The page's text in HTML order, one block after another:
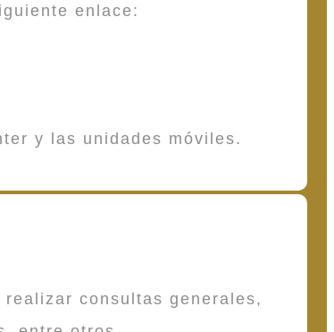
enlace:
y las unidades móviles.
consultas generales,